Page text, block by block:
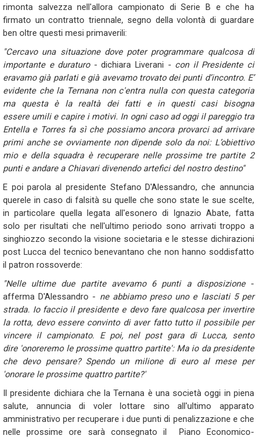
rimonta salvezza nell'allora campionato di Serie B e che ha
firmato un contratto triennale, segno della volontà di guardare
ben oltre questi mesi primaverili:
"Cercavo una situazione dove poter programmare qualcosa di
importante e duraturo - dichiara Liverani - con il Presidente ci
eravamo già parlati e già avevamo trovato dei punti d’incontro. E’
evidente che la Ternana non c'entra nulla con questa categoria
ma questa è la realtà dei fatti e in questi casi bisogna
essere umili e capire i motivi. In ogni caso ad oggi il pareggio tra
Entella e Torres fa sì che possiamo ancora provarci ad arrivare
primi anche se ovviamente non dipende solo da noi: L’obiettivo
mio e della squadra è recuperare nelle prossime tre partite 2
punti e andare a Chiavari divenendo artefici del nostro destino"
E poi parola al presidente Stefano D'Alessandro, che annuncia
querele in caso di falsità su quelle che sono state le sue scelte,
in particolare quella legata all'esonero di Ignazio Abate, fatta
solo per risultati che nell'ultimo periodo sono arrivati troppo a
singhiozzo secondo la visione societaria e le stesse dichirazioni
post Lucca del tecnico benevantano che non hanno soddisfatto
il patron rossoverde:
"Nelle ultime due partite avevamo 6 punti a disposizione -
afferma D'Alessandro - ne abbiamo preso uno e lasciati 5 per
strada. Io faccio il presidente e devo fare qualcosa per invertire
la rotta, devo essere convinto di aver fatto tutto il possibile per
vincere il campionato. E poi, nel post gara di Lucca, sento
dire 'onoreremo le prossime quattro partite': Ma io da presidente
che devo pensare? Spendo un milione di euro al mese per
'onorare le prossime quattro partite?'
Il presidente dichiara che la Ternana è una società oggi in piena
salute, annuncia di voler lottare sino all'ultimo apparato
amministrativo per recuperare i due punti di penalizzazione e che
nelle prossime ore sarà consegnato il Piano Economico-